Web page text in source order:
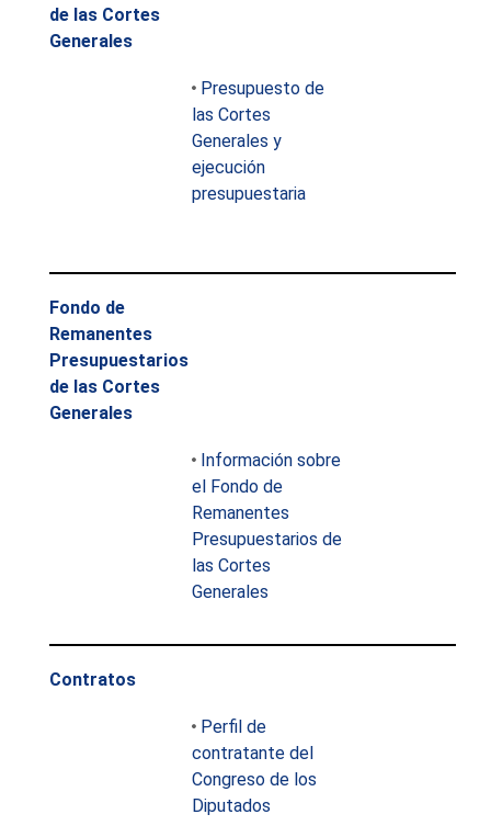
de las Cortes
Generales
Presupuesto de
las Cortes
Generales y
ejecución
presupuestaria
Fondo de
Remanentes
Presupuestarios
de las Cortes
Generales
Información sobre
el Fondo de
Remanentes
Presupuestarios de
las Cortes
Generales
Contratos
Perfil de
contratante del
Congreso de los
Diputados